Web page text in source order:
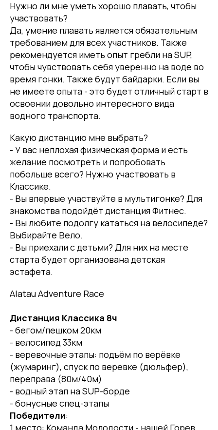
Нужно ли мне уметь хорошо плавать, чтобы
участвовать?
Да, умение плавать является обязательным
требованием для всех участников. Также
рекомендуется иметь опыт гребли на SUP,
чтобы чувствовать себя уверенно на воде во
время гонки. Также будут байдарки. Если вы
не имеете опыта - это будет отличный старт в
освоении довольно интересного вида
водного транспорта.
Какую дистанцию мне выбрать?
- У вас неплохая физическая форма и есть
желание посмотреть и попробовать
побольше всего? Нужно участвовать в
Классике.
- Вы впервые участвуйте в мультигонке? Для
знакомства подойдёт дистанция Фитнес.
- Вы любите подолгу кататься на велосипеде?
Выбирайте Вело.
- Вы приехали с детьми? Для них на месте
старта будет организована детская
эстафета.
Alatau Adventure Race
Дистанция Классика 8ч
- бегом/пешком 20км
- велосипед 33км
- веревочные этапы: подъём по верёвке
(жумаринг), спуск по веревке (дюльфер),
переправа (80м/40м)
- водный этап на SUP-борде
- бонусные спец-этапы
Победители:
1 место: Команда Молодости - нашей Горев